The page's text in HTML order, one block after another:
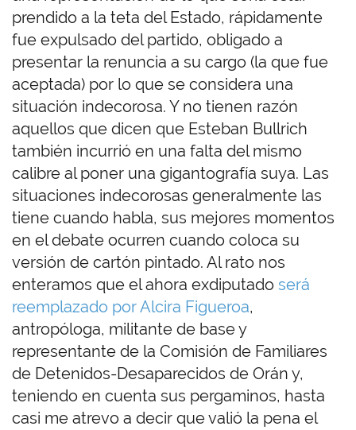
prendido a la teta del Estado, rápidamente
fue expulsado del partido, obligado a
presentar la renuncia a su cargo (la que fue
aceptada) por lo que se considera una
situación indecorosa. Y no tienen razón
aquellos que dicen que Esteban Bullrich
también incurrió en una falta del mismo
calibre al poner una gigantografía suya. Las
situaciones indecorosas generalmente las
tiene cuando habla, sus mejores momentos
en el debate ocurren cuando coloca su
versión de cartón pintado. Al rato nos
enteramos que el ahora exdiputado será
reemplazado por Alcira Figueroa,
antropóloga, militante de base y
representante de la Comisión de Familiares
de Detenidos-Desaparecidos de Orán y,
teniendo en cuenta sus pergaminos, hasta
casi me atrevo a decir que valió la pena el